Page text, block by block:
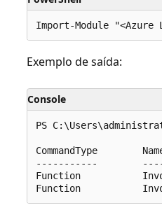
Exemplo de saída:
Console
PS
CommandType
-----------
Function